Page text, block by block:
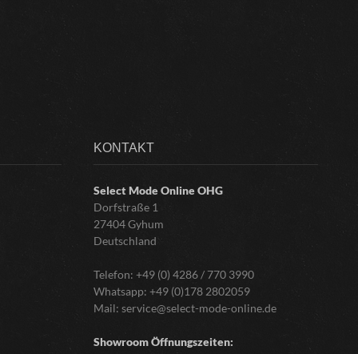
KONTAKT
Select Mode OnlineOHG
Dorfstraße 1
27404 Gyhum
Deutschland
Telefon: +49 (0) 4286 / 770 3990
Whatsapp: +49 (0)178 2802059
Mail: service@select-mode-online.de
Showroom Öffnungszeiten: